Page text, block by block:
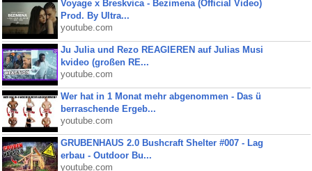
Voyage x Breskvica - Bezimena (Official Video)
Prod. By Ultra...
youtube.com
Ju Julia und Rezo REAGIEREN auf Julias Musi
kvideo (großen RE...
youtube.com
Wer hat in 1 Monat mehr abgenommen - Das ü
berraschende Ergeb...
youtube.com
GRUBENHAUS 2.0 Bushcraft Shelter #007 - Lag
erbau - Outdoor Bu...
youtube.com